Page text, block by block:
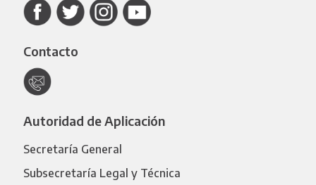
Contacto
Autoridad de Aplicación
Secretaría General
Subsecretaría Legal y Técnica